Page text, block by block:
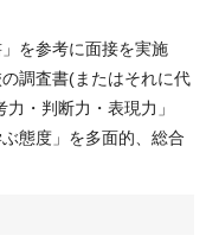
を参考に面接を実施
調査書(またはそれに代
・判断力・表現力」
態度」を多面的、総合